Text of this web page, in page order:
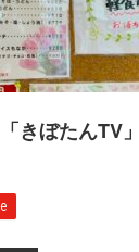
きぼたんTV